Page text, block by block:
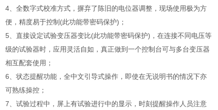
4、全数字式校准方式，摒弃了陈旧的电位器调整，现场使用极为方
便，精度易于控制(此功能带密码保护)；
5、直接设定试验变压器变比(此功能带密码保护)，在连接不同电压等
级的试验器时，应用灵活自如，真正做到一个控制台可与多台变压器
相互配套使用；
6、状态提醒功能，全中文引导式操作，即使在无说明书的情况下亦
可熟练操控；
7、试验过程中，屏上有试验进行中的显示，时刻提醒操作人员注意